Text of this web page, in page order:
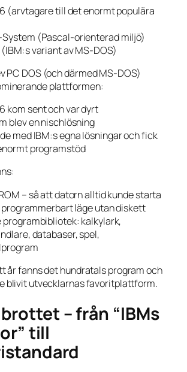
(arvtagare till det enormt populära
System (Pascal-orienterad miljö)
(IBM:s variant av MS-DOS)
PC DOS (och därmed MS-DOS)
plattformen:
kom sent och var dyrt
blev en nischlösning
med IBM:s egna lösningar och fick
programstöd
– så att datorn alltid kunde starta
programmerbart läge utan diskett
programbibliotek: kalkylark,
databaser, spel,
år fanns det hundratals program och
blivit utvecklarnas favoritplattform.
– från “IBMs
till